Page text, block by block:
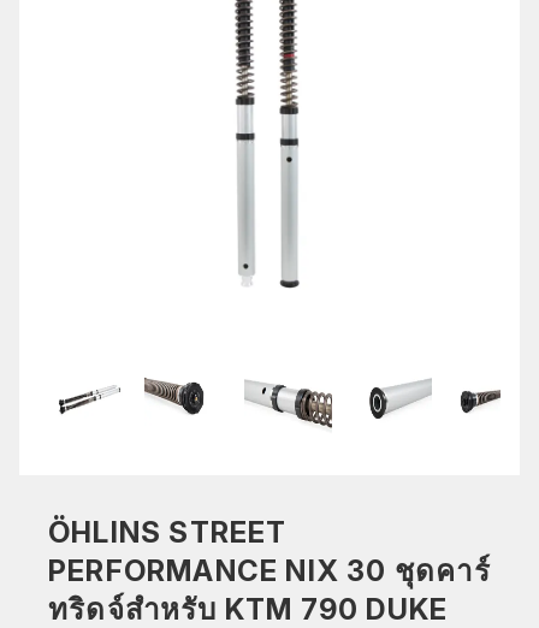
ÖHLINS STREET
PERFORMANCE NIX 30 ชุดคาร์
ทริดจ์สำหรับ KTM 790 DUKE